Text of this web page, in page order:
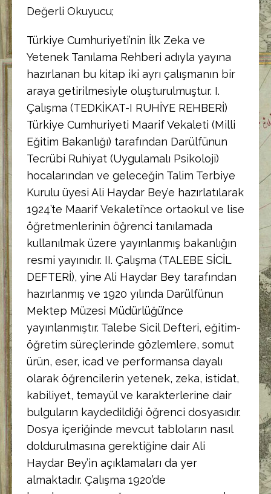
Değerli Okuyucu;
Türkiye Cumhuriyeti’nin İlk Zeka ve
Yetenek Tanılama Rehberi adıyla yayına
hazırlanan bu kitap iki ayrı çalışmanın bir
araya getirilmesiyle oluşturulmuştur. I.
Çalışma (TEDKİKAT-I RUHİYE REHBERİ)
Türkiye Cumhuriyeti Maarif Vekaleti (Milli
Eğitim Bakanlığı) tarafından Darülfünun
Tecrübi Ruhiyat (Uygulamalı Psikoloji)
hocalarından ve geleceğin Talim Terbiye
Kurulu üyesi Ali Haydar Bey’e hazırlatılarak
1924’te Maarif Vekaleti’nce ortaokul ve lise
öğretmenlerinin öğrenci tanılamada
kullanılmak üzere yayınlanmış bakanlığın
resmi yayınıdır. II. Çalışma (TALEBE SİCİL
DEFTERİ), yine Ali Haydar Bey tarafından
hazırlanmış ve 1920 yılında Darülfünun
Mektep Müzesi Müdürlüğü’nce
yayınlanmıştır. Talebe Sicil Defteri, eğitim-
öğretim süreçlerinde gözlemlere, somut
ürün, eser, icad ve performansa dayalı
olarak öğrencilerin yetenek, zeka, istidat,
kabiliyet, temayül ve karakterlerine dair
bulguların kaydedildiği öğrenci dosyasıdır.
Dosya içeriğinde mevcut tabloların nasıl
doldurulmasına gerektiğine dair Ali
Haydar Bey’in açıklamaları da yer
almaktadır. Çalışma 1920’de